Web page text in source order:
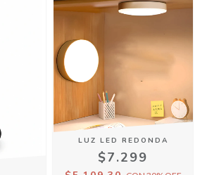
LUZ LED REDONDA
$7.299